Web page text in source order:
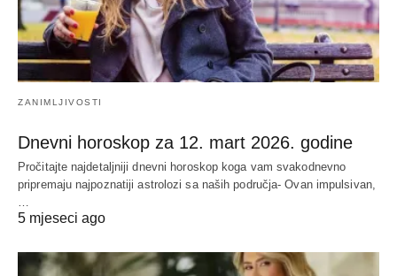
ZANIMLJIVOSTI
Dnevni horoskop za 12. mart 2026. godine
Pročitajte najdetaljniji dnevni horoskop koga vam svakodnevno
pripremaju najpoznatiji astrolozi sa naših područja- Ovan impulsivan,
…
5 mjeseci ago